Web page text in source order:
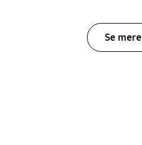
Se mere